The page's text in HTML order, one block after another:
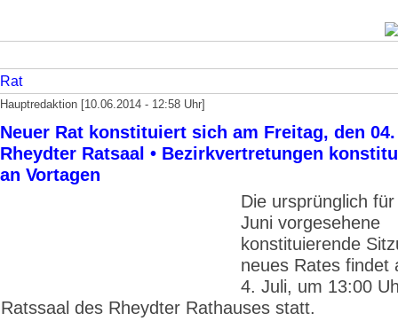
Rat
Hauptredaktion [10.06.2014 - 12:58 Uhr]
Neuer Rat konstituiert sich am Freitag, den
Rheydter Ratsaal • Bezirkvertretungen
an Vortagen
Die ursprünglich
Juni vorgesehene
konstituierende
neues Rates findet
4. Juli, um 13:00
Ratssaal des Rheydter Rathauses statt.